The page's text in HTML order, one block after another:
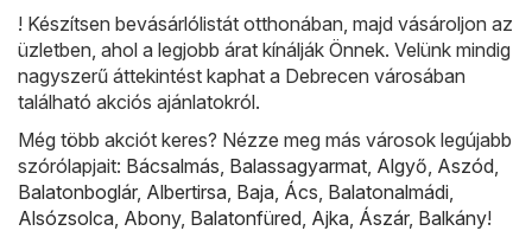
! Készítsen bevásárlólistát otthonában, majd vásároljon az
üzletben, ahol a legjobb árat kínálják Önnek. Velünk mindig
nagyszerű áttekintést kaphat a Debrecen városában
található akciós ajánlatokról.
Még több akciót keres? Nézze meg más városok legújabb
szórólapjait: Bácsalmás, Balassagyarmat, Algyő, Aszód,
Balatonboglár, Albertirsa, Baja, Ács, Balatonalmádi,
Alsózsolca, Abony, Balatonfüred, Ajka, Ászár, Balkány!